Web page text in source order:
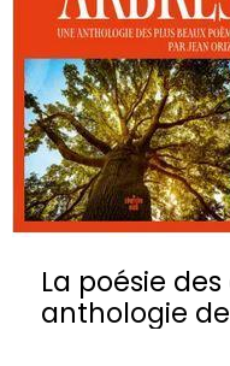
La poésie
anthologie